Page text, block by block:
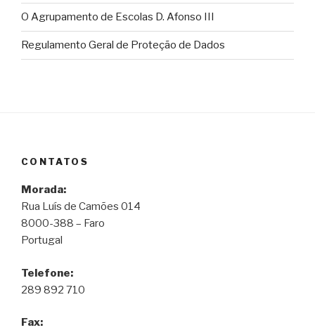
O Agrupamento de Escolas D. Afonso III
Regulamento Geral de Proteção de Dados
CONTATOS
Morada:
Rua Luís de Camões 014
8000-388 – Faro
Portugal
Telefone:
289 892 710
Fax: